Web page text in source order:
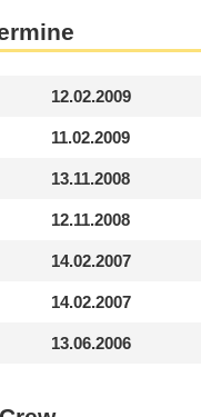
12.02.2009
11.02.2009
13.11.2008
12.11.2008
14.02.2007
14.02.2007
13.06.2006